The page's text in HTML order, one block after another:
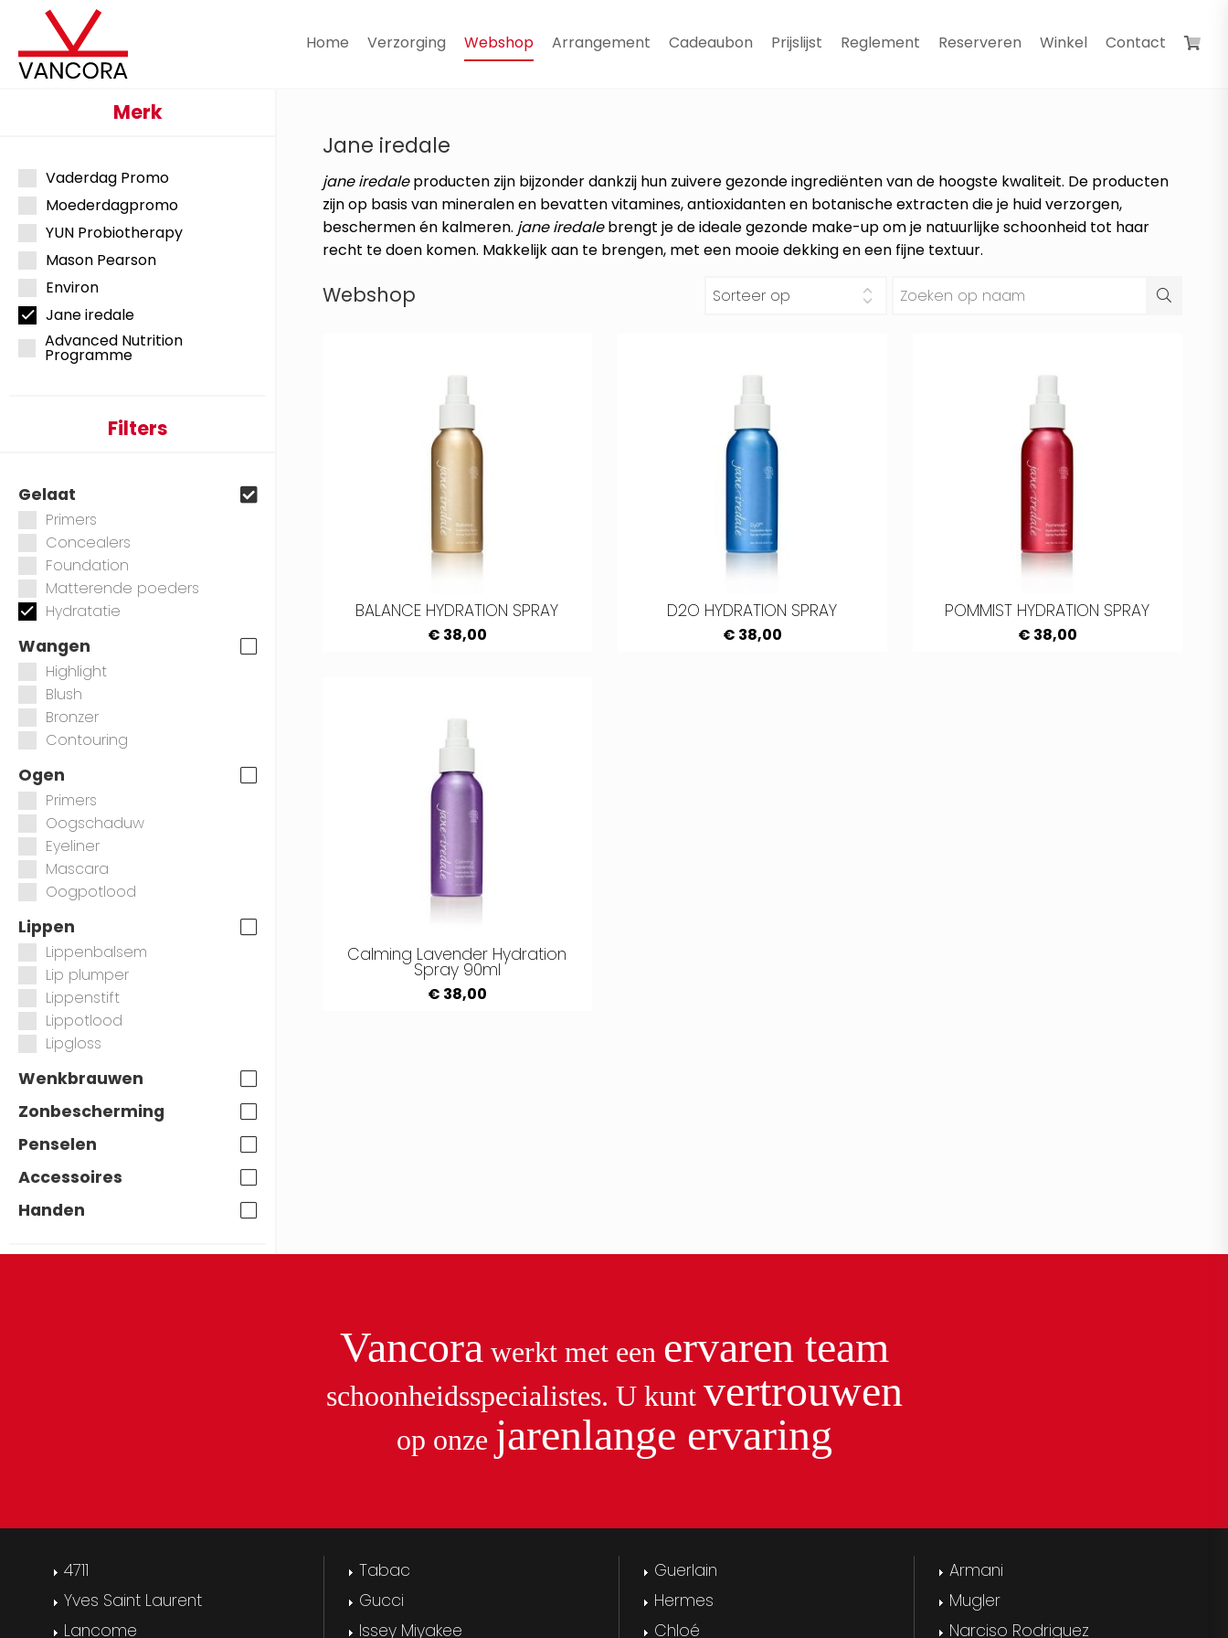
Home Verzorging Webshop Arrangement Cadeaubon Prijslijst Reglement Reserveren Winkel Contact
Merk
Vaderdag Promo
Moederdagpromo
YUN Probiotherapy
Mason Pearson
Environ
Jane iredale
Advanced Nutrition
Programme
Filters
Gelaat
Primers
Concealers
Foundation
Matterende poeders
Hydratatie
Wangen
Highlight
Blush
Bronzer
Contouring
Ogen
Primers
Oogschaduw
Eyeliner
Mascara
Oogpotlood
Lippen
Lippenbalsem
Lip plumper
Lippenstift
Lippotlood
Lipgloss
Wenkbrauwen
Zonbescherming
Penselen
Accessoires
Handen
Jane iredale
jane iredaleproducten zijn bijzonder dankzij hun zuivere gezonde ingrediënten van de hoogste kwaliteit. De producten
zijn op basis van mineralen en bevatten vitamines, antioxidanten en botanische extracten die je huid verzorgen,
beschermen én kalmeren. jane iredalebrengt je de ideale gezonde make-up om je natuurlijke schoonheid tot haar
recht te doen komen. Makkelijk aan te brengen, met een mooie dekking en een fijne textuur.
Webshop
BALANCE HYDRATION SPRAY
€ 38,00
D2O HYDRATION SPRAY
€ 38,00
POMMIST HYDRATION SPRAY
€ 38,00
Calming Lavender Hydration
Spray 90ml
€ 38,00
Vancora werkt met een ervaren team
schoonheidsspecialistes. U kunt vertrouwen
op onze jarenlange ervaring
4711 Tabac Guerlain
Armani
Yves Saint Laurent
Gucci Hermes
Mugler
Lancome
Issey Miyakee Chloé Narciso Rodriguez